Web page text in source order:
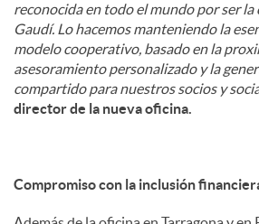
reconocida en todo el mundo por ser
Gaudí. Lo hacemos manteniendo la
modelo cooperativo, basado en la
asesoramiento personalizado y la
compartido para nuestros socios y
director de la nueva oficina.
Compromiso con la inclusión